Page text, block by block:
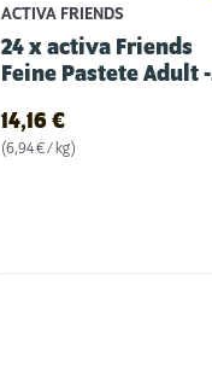
ACTIVA FRIENDS
24 x activa Friends
Feine Pastete Adult -
14,16 €
(6,94 € / kg)